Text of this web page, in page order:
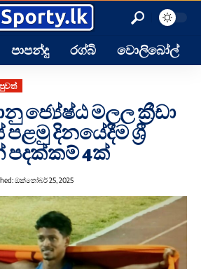
පාපන්දු රග්බි වොලිබෝල්
ජ්‍යේෂ්ඨ මලල ක්‍රීඩා
දිනයේදීම ශ්‍රී
පදක්කම් 4ක්
ඔක්තෝබර් 25, 2025